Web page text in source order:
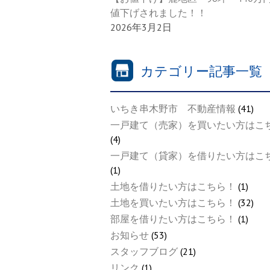
値下げされました！！
2026年3月2日
カテゴリー記事一覧
いちき串木野市 不動産情報 (41)
一戸建て（売家）を買いたい方はこ
(4)
一戸建て（貸家）を借りたい方はこ
(1)
土地を借りたい方はこちら！ (1)
土地を買いたい方はこちら！ (32)
部屋を借りたい方はこちら！ (1)
お知らせ (53)
スタッフブログ (21)
リンク (1)